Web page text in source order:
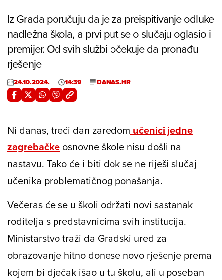
Iz Grada poručuju da je za preispitivanje odluke
nadležna škola, a prvi put se o slučaju oglasio i
premijer. Od svih službi očekuje da pronađu
rješenje
24.10.2024. 14:39 DANAS.HR
Ni danas, treći dan zaredom učenici jedne
zagrebačke osnovne škole nisu došli na
nastavu. Tako će i biti dok se ne riješi slučaj
učenika problematičnog ponašanja.
Večeras će se u školi održati novi sastanak
roditelja s predstavnicima svih institucija.
Ministarstvo traži da Gradski ured za
obrazovanje hitno donese novo rješenje prema
kojem bi dječak išao u tu školu, ali u poseban